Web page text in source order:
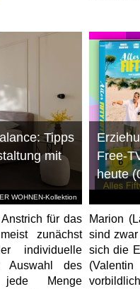
WOHNEN-Kollektion
Tipps
mit
für das
zunächst
individuelle
Auswahl des
Menge
Free-
heute
Marion
sind
sich die